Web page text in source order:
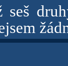
seš